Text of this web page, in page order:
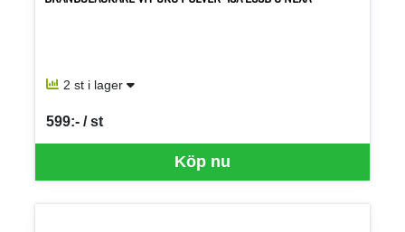
2 st i lager
Köp nu
599:- / st
SEK per ST